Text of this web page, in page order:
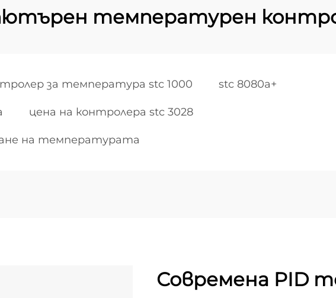
температурен
за температура stc 1000 stc 8080a+
цена на контролера stc 3028
на температурата
Современа PID